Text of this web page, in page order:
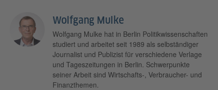
Wolfgang Mulke
Wolfgang Mulke hat in Berlin Politikwissenschaften
studiert und arbeitet seit 1989 als selbständiger
Journalist und Publizist für verschiedene Verlage
und Tageszeitungen in Berlin. Schwerpunkte
seiner Arbeit sind Wirtschafts-, Verbraucher- und
Finanzthemen.